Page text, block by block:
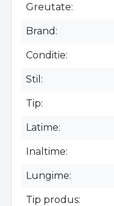
Greutate
Brand
Conditie
Stil
Tip
Latime
Inaltime
Lungime
Tip produs